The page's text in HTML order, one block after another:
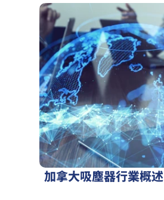
加拿大吸塵器行業概述